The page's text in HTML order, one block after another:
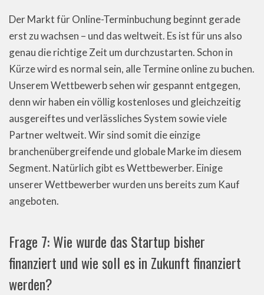
Der Markt für Online-Terminbuchung beginnt gerade
erst zu wachsen – und das weltweit. Es ist für uns also
genau die richtige Zeit um durchzustarten. Schon in
Kürze wird es normal sein, alle Termine online zu buchen.
Unserem Wettbewerb sehen wir gespannt entgegen,
denn wir haben ein völlig kostenloses und gleichzeitig
ausgereiftes und verlässliches System sowie viele
Partner weltweit. Wir sind somit die einzige
branchenübergreifende und globale Marke im diesem
Segment. Natürlich gibt es Wettbewerber. Einige
unserer Wettbewerber wurden uns bereits zum Kauf
angeboten.
Frage 7: Wie wurde das Startup bisher
finanziert und wie soll es in Zukunft finanziert
werden?